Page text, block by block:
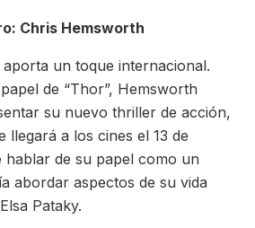
Chris Hemsworth
un toque internacional.
de “Thor”, Hemsworth
su nuevo thriller de acción,
llegará a los cines el 13 de
hablar de su papel como un
abordar aspectos de su vida
Pataky.